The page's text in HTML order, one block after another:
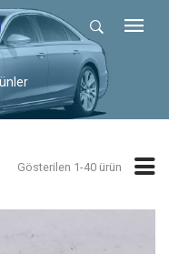
Gösterilen 1-40 ürün